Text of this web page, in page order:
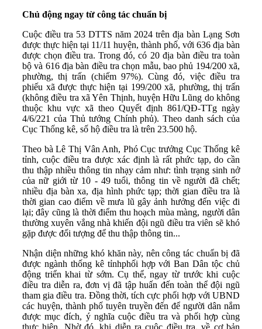
Chủ động ngay từ công tác chuẩn bị
Cuộc điều tra 53 DTTS năm 2024 trên địa bàn Lạng Sơn
được thực hiện tại 11/11 huyện, thành phố, với 636 địa bàn
được chọn điều tra. Trong đó, có 20 địa bàn điều tra toàn
bộ và 616 địa bàn điều tra chọn mẫu, bao phủ 194/200 xã,
phường, thị trấn (chiếm 97%). Cùng đó, việc điều tra
phiếu xã được thực hiện tại 199/200 xã, phường, thị trấn
(không điều tra xã Yên Thịnh, huyện Hữu Lũng do không
thuộc khu vực xã theo Quyết định 861/QĐ-TTg ngày
4/6/221 của Thủ tướng Chính phủ). Theo danh sách của
Cục Thống kê, số hộ điều tra là trên 23.500 hộ.
Theo bà Lê Thị Vân Anh, Phó Cục trưởng Cục Thống kê
tỉnh, cuộc điều tra được xác định là rất phức tạp, do cần
thu thập nhiều thông tin nhạy cảm như: tình trạng sinh nở
của nữ giới từ 10 - 49 tuổi, thông tin về người đã chết;
nhiều địa bàn xa, địa hình phức tạp; thời gian điều tra là
thời gian cao điểm về mưa lũ gây ảnh hưởng đến việc đi
lại; đây cũng là thời điểm thu hoạch mùa màng, người dân
thường xuyên vắng nhà khiến đội ngũ điều tra viên sẽ khó
gặp được đối tượng để thu thập thông tin...
Nhận diện những khó khăn này, nên công tác chuẩn bị đã
được ngành thống kê tỉnhphối hợp với Ban Dân tộc chủ
động triển khai từ sớm. Cụ thể, ngay từ trước khi cuộc
điều tra diễn ra, đơn vị đã tập huấn đến toàn thể đội ngũ
tham gia điều tra. Đồng thời, tích cực phối hợp với UBND
các huyện, thành phố tuyên truyền đến để người dân nắm
được mục đích, ý nghĩa cuộc điều tra và phối hợp cùng
thực hiện. Nhờ đó, khi diễn ra cuộc điều tra, về cơ bản